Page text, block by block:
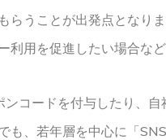
らうことが出発点とな
用を促進したい場合など
コードを付与したり、
、若年層を中心に「